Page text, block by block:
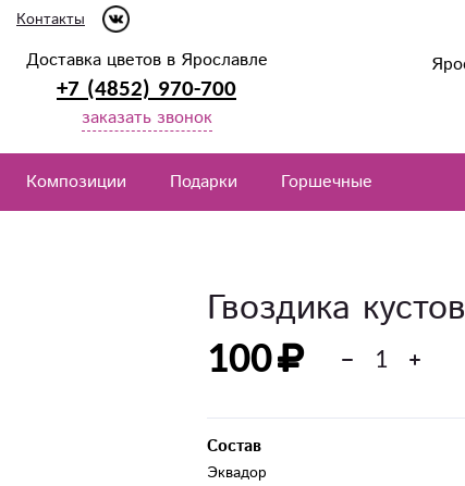
Контакты
Доставка цветов в Ярославле
+7 (4852) 970-700
заказать звонок
Композиции Подарки Горшечные
Гвоздика
100
Состав
Эквадор